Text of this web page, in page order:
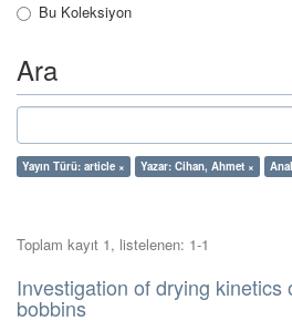
Bu Koleksiyon
Ara
Yayın Türü: article × Yazar: Cihan, Ahmet ×
Toplam kayıt 1, listelenen: 1-1
Investigation of drying kinetics
bobbins